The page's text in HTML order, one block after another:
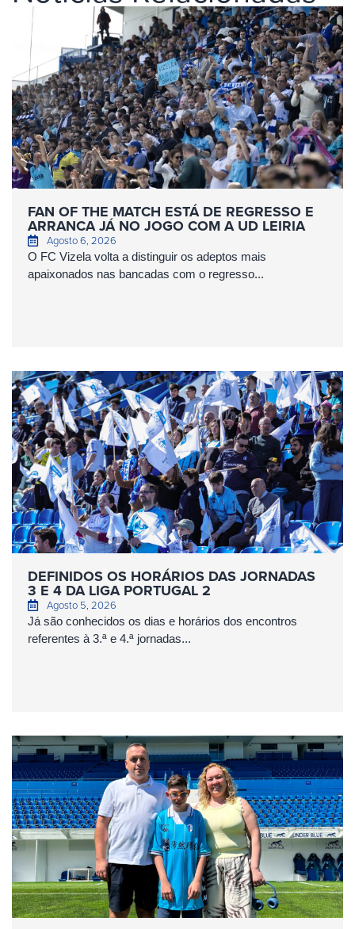
FAN OF THE MATCH ESTÁ DE REGRESSO E
ARRANCA JÁ NO JOGO COM A UD LEIRIA
Agosto 6, 2026
O FC Vizela volta a distinguir os adeptos mais
apaixonados nas bancadas com o regresso...
DEFINIDOS OS HORÁRIOS DAS JORNADAS
3 E 4 DA LIGA PORTUGAL 2
Agosto 5, 2026
Já são conhecidos os dias e horários dos encontros
referentes à 3.ª e 4.ª jornadas...